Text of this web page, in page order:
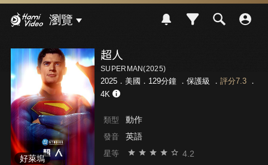
瀏覽
好萊塢
超人
SUPERMAN(2025)
2025．美國．129分鐘 ． 保護級 ． 評分7.3．
4K
類型 動作
發音 英語
星等 4.2